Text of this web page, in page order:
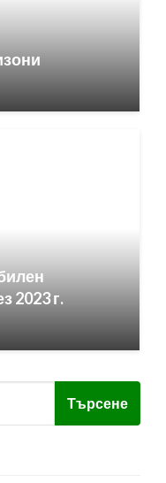
2023 г.